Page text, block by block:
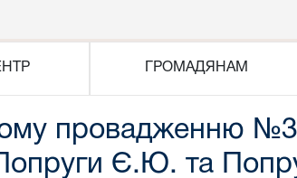
ГРОМАДЯНАМ
провадженню
Є.Ю. та